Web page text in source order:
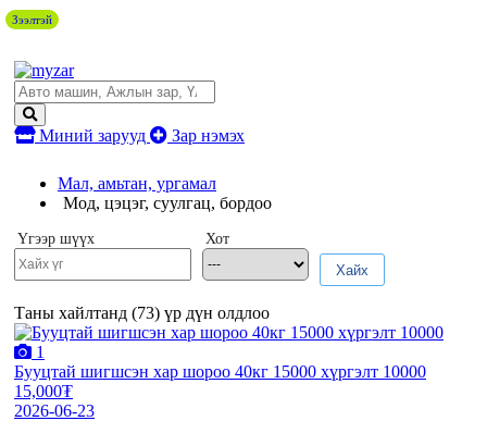
Миний зарууд Зар нэмэх
Мал, амьтан, ургамал
Мод, цэцэг, суулгац, бордоо
Үгээр шүүх
Хот
Хайх
Таны хайлтанд (73) үр дүн олдлоо
1
Бууцтай шигшсэн хар шороо 40кг 15000 хүргэлт 10000
15,000₮
2026-06-23
Зээлтэй